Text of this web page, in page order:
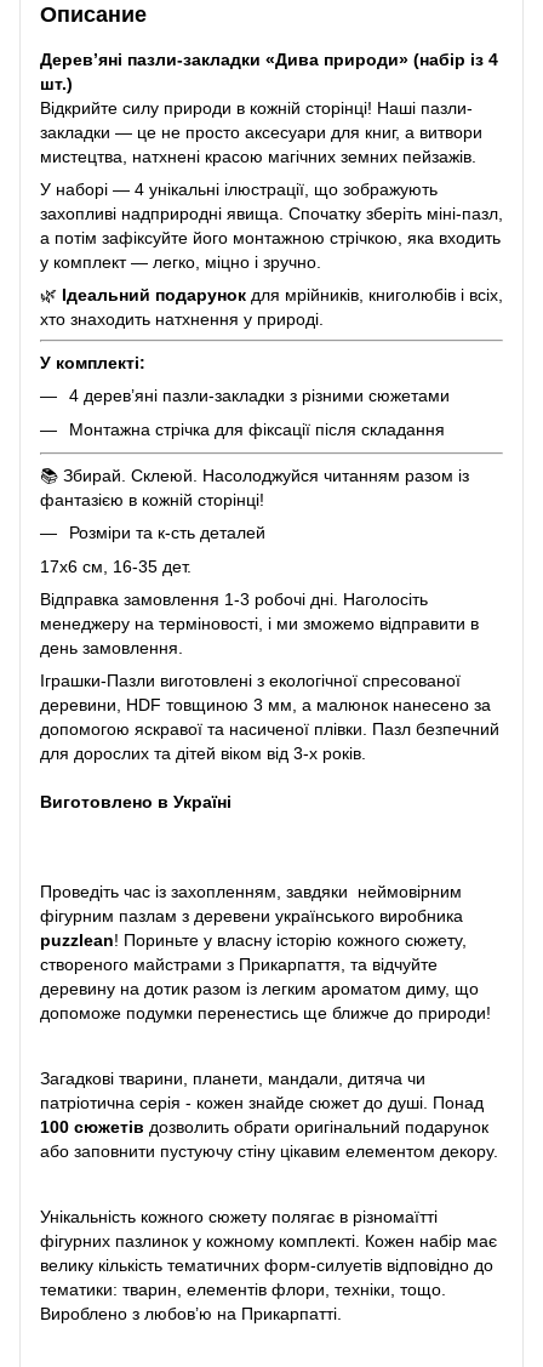
Описание
Дерев’яні пазли-закладки «Дива природи» (набір із 4
шт.)
Відкрийте силу природи в кожній сторінці! Наші пазли-
закладки — це не просто аксесуари для книг, а витвори
мистецтва, натхнені красою магічних земних пейзажів.
У наборі — 4 унікальні ілюстрації, що зображують
захопливі надприродні явища. Спочатку зберіть міні-пазл,
а потім зафіксуйте його монтажною стрічкою, яка входить
у комплект — легко, міцно і зручно.
🌿 Ідеальний подарунок для мрійників, книголюбів і всіх,
хто знаходить натхнення у природі.
У комплекті:
4 дерев’яні пазли-закладки з різними сюжетами
Монтажна стрічка для фіксації після складання
📚 Збирай. Склеюй. Насолоджуйся читанням разом із
фантазією в кожній сторінці!
Розміри та к-сть деталей
17х6 см, 16-35 дет.
Відправка замовлення 1-3 робочі дні. Наголосіть
менеджеру на терміновості, і ми зможемо відправити в
день замовлення.
Іграшки-Пазли виготовлені з екологічної спресованої
деревини, HDF товщиною 3 мм, а малюнок нанесено за
допомогою яскравої та насиченої плівки. Пазл безпечний
для дорослих та дітей віком від 3-х років.
Виготовлено в Україні
Проведіть час із захопленням, завдяки неймовірним
фігурним пазлам з деревени українського виробника
puzzlean! Пориньте у власну історію кожного сюжету,
створеного майстрами з Прикарпаття, та відчуйте
деревину на дотик разом із легким ароматом диму, що
допоможе подумки перенестись ще ближче до природи!
Загадкові тварини, планети, мандали, дитяча чи
патріотична серія - кожен знайде сюжет до душі. Понад
100 сюжетів дозволить обрати оригінальний подарунок
або заповнити пустуючу стіну цікавим елементом декору.
Унікальність кожного сюжету полягає в різномаїтті
фігурних пазлинок у кожному комплекті. Кожен набір має
велику кількість тематичних форм-силуетів відповідно до
тематики: тварин, елементів флори, техніки, тощо.
Вироблено з любов’ю на Прикарпатті.